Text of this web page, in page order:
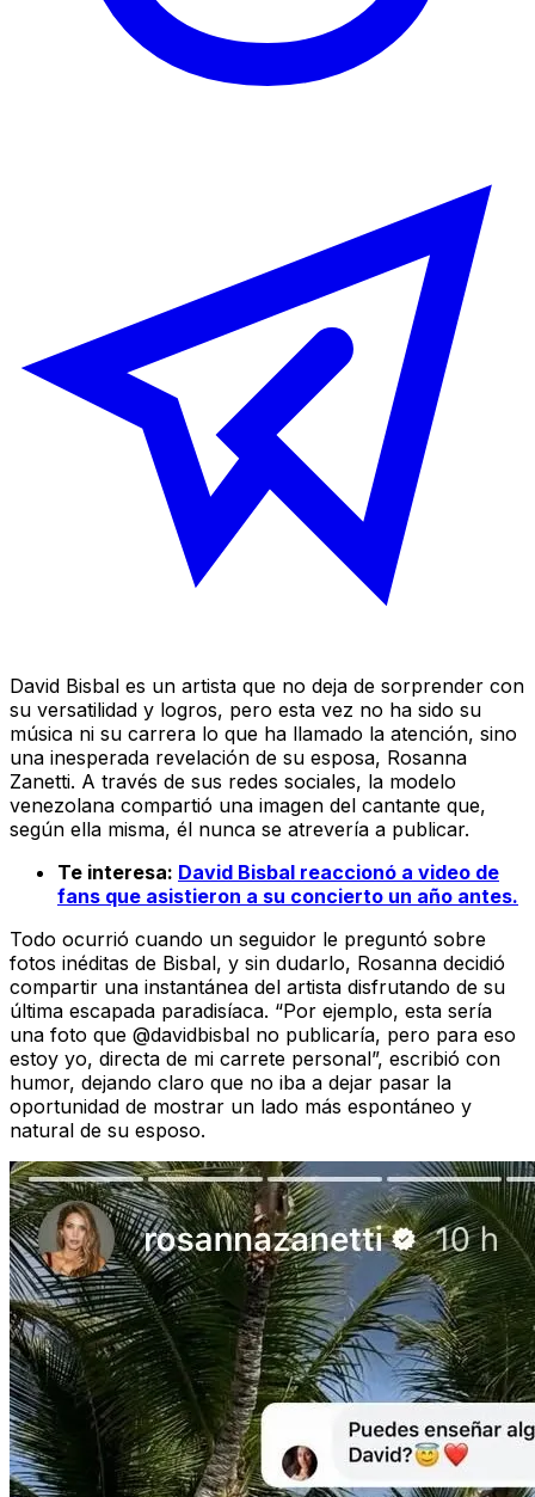
David Bisbal es un artista que no deja de sorprender con
su versatilidad y logros, pero esta vez no ha sido su
música ni su carrera lo que ha llamado la atención, sino
una inesperada revelación de su esposa, Rosanna
Zanetti. A través de sus redes sociales, la modelo
venezolana compartió una imagen del cantante que,
según ella misma, él nunca se atrevería a publicar.
Te interesa: David Bisbal reaccionó a video de
fans que asistieron a su concierto un año antes.
Todo ocurrió cuando un seguidor le preguntó sobre
fotos inéditas de Bisbal, y sin dudarlo, Rosanna decidió
compartir una instantánea del artista disfrutando de su
última escapada paradisíaca. “Por ejemplo, esta sería
una foto que @davidbisbal no publicaría, pero para eso
estoy yo, directa de mi carrete personal”, escribió con
humor, dejando claro que no iba a dejar pasar la
oportunidad de mostrar un lado más espontáneo y
natural de su esposo.